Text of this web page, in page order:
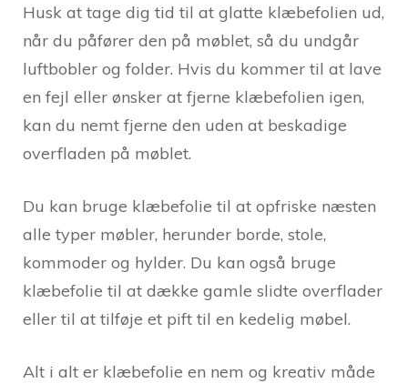
Husk at tage dig tid til at glatte klæbefolien ud,
når du påfører den på møblet, så du undgår
luftbobler og folder. Hvis du kommer til at lave
en fejl eller ønsker at fjerne klæbefolien igen,
kan du nemt fjerne den uden at beskadige
overfladen på møblet.
Du kan bruge klæbefolie til at opfriske næsten
alle typer møbler, herunder borde, stole,
kommoder og hylder. Du kan også bruge
klæbefolie til at dække gamle slidte overflader
eller til at tilføje et pift til en kedelig møbel.
Alt i alt er klæbefolie en nem og kreativ måde